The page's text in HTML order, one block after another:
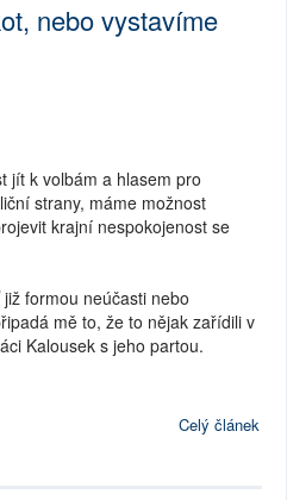
nebo vystavíme
jít k volbám a hlasem pro
strany, máme možnost
krajní nespokojenost se
formou neúčasti nebo
mě to, že to nějak zařídili v
Kalousek s jeho partou.
Celý článek